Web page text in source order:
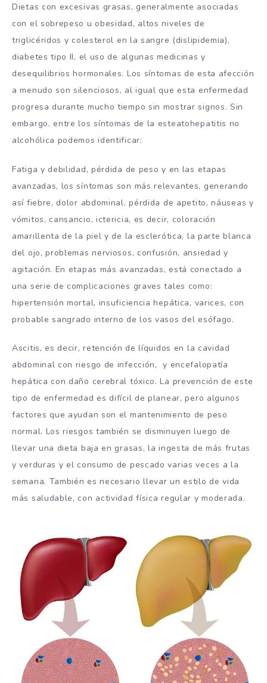
Dietas con excesivas grasas, generalmente asociadas
con el sobrepeso u obesidad, altos niveles de
triglicéridos y colesterol en la sangre (dislipidemia),
diabetes tipo II, el uso de algunas medicinas y
desequilibrios hormonales. Los síntomas de esta afección
a menudo son silenciosos, al igual que esta enfermedad
progresa durante mucho tiempo sin mostrar signos. Sin
embargo, entre los síntomas de la esteatohepatitis no
alcohólica podemos identificar:
Fatiga y debilidad, pérdida de peso y en las etapas
avanzadas, los síntomas son más relevantes, generando
así fiebre, dolor abdominal, pérdida de apetito, náuseas y
vómitos, cansancio, ictericia, es decir, coloración
amarillenta de la piel y de la esclerótica, la parte blanca
del ojo, problemas nerviosos, confusión, ansiedad y
agitación. En etapas más avanzadas, está conectado a
una serie de complicaciones graves tales como:
hipertensión mortal, insuficiencia hepática, varices, con
probable sangrado interno de los vasos del esófago.
Ascitis, es decir, retención de líquidos en la cavidad
abdominal con riesgo de infección, y encefalopatía
hepática con daño cerebral tóxico. La prevención de este
tipo de enfermedad es difícil de planear, pero algunos
factores que ayudan son el mantenimiento de peso
normal. Los riesgos también se disminuyen luego de
llevar una dieta baja en grasas, la ingesta de más frutas
y verduras y el consumo de pescado varias veces a la
semana. También es necesario llevar un estilo de vida
más saludable, con actividad física regular y moderada.